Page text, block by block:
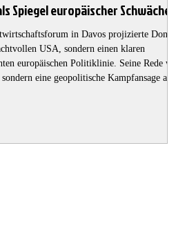
Spiegel europäischer Schwäche
in Davos projizierte Donald
USA, sondern einen klaren
europäischen Politiklinie. Seine Rede war
eine geopolitische Kampfansage an